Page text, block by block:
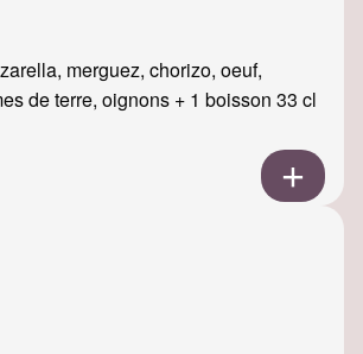
merguez, chorizo, oeuf,
de terre, oignons + 1 boisson 33 cl